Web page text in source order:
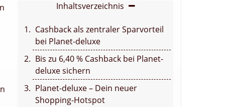
Inhaltsverzeichnis
Cashback als zentraler Sparvorteil
bei Planet-deluxe
Bis zu 6,40 % Cashback bei Planet-
deluxe sichern
Planet-deluxe – Dein neuer
Shopping-Hotspot